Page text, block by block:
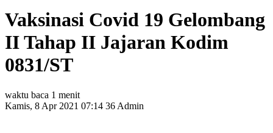
Vaksinasi Covid 19 Gelombang
II Tahap II Jajaran Kodim
0831/ST
waktu baca 1 menit
Kamis, 8 Apr 2021 07:14 36 Admin